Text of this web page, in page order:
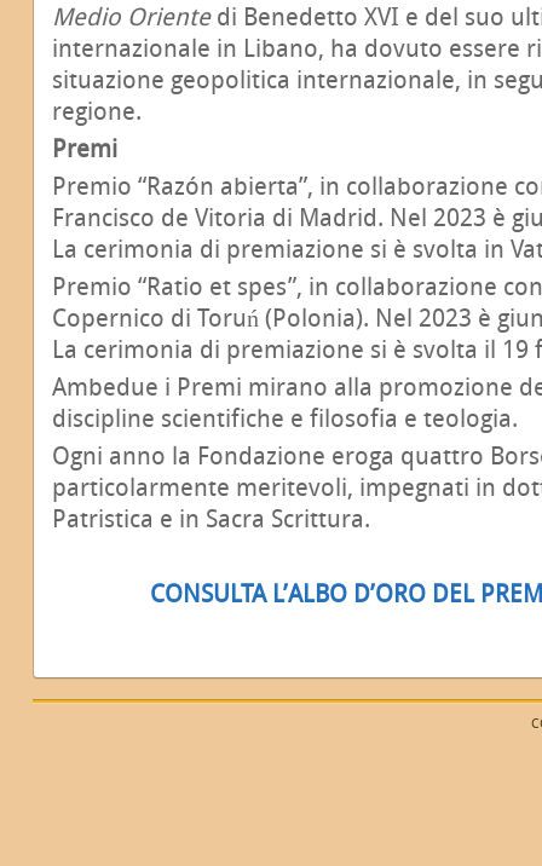
Medio Orientedi Benedetto XVI e del suo
internazionale in Libano, ha dovuto essere
situazione geopolitica internazionale, in
regione.
Premi
Premio “Razón abierta”, in collaborazione
Francisco de Vitoria di Madrid. Nel 2023 è
La cerimonia di premiazione si è svolta in
Premio “Ratio et spes”, in collaborazione
Copernico di Toruń (Polonia). Nel 2023 è
La cerimonia di premiazione si è svolta il 19
Ambedue i Premi mirano alla promozione
discipline scientifiche e filosofia e teologia.
Ogni anno la Fondazione eroga quattro
particolarmente meritevoli, impegnati in
Patristica e in Sacra Scrittura.
CONSULTA L’ALBO D’ORO DEL